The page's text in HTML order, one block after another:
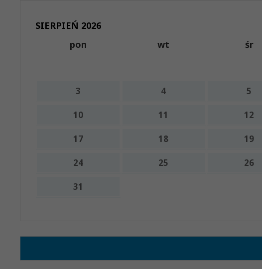
SIERPIEŃ 2026
pon
wt śr
3 4 5
10 11 12
17 18 19
24 25 26
31